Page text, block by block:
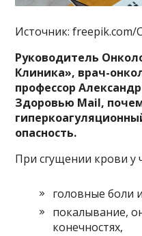
Источник: freepik.com/
Руководитель
Клиника», врач-
профессор
Здоровью Mail,
опасность.
При сгущении крови у
головные боли
покалывание,
конечностях,